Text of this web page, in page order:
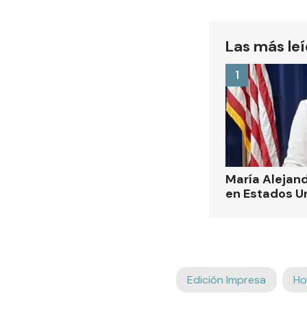
Las más
María
en Estados
1
Edición Impresa